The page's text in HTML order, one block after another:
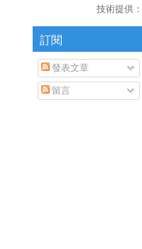
技術提供：
訂閱
發表文章
留言